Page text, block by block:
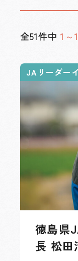
全51件中1～
JAリーダー
徳島県
長 松田